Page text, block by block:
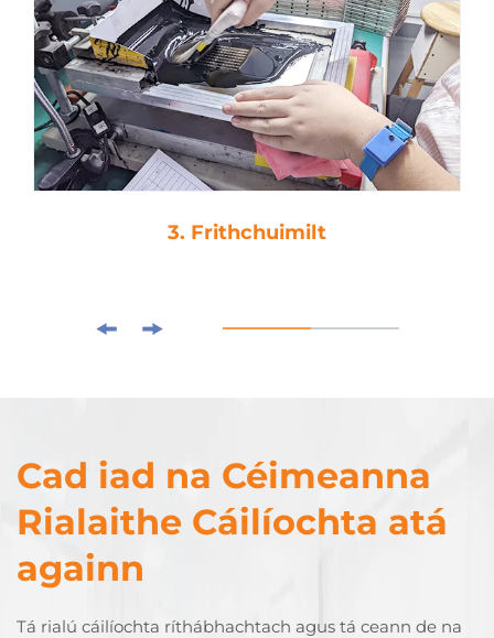
3. Frithchuimilt
Cad iad na Céimeanna
Rialaithe Cáilíochta atá
againn
Tá rialú cáilíochta ríthábhachtach agus tá ceann de na